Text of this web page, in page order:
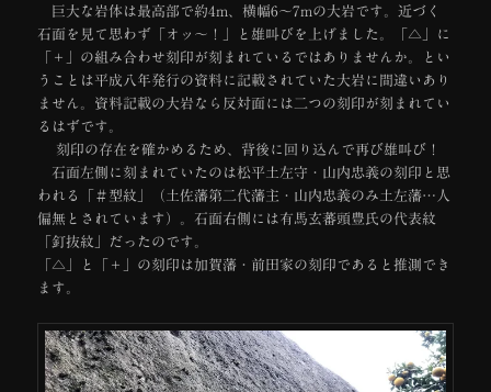
巨大な岩体は最高部で約4m、横幅6～7mの大岩です。近づく
石面を見て思わず「オッ～！」と雄叫びを上げました。「△」に
「＋」の組み合わせ刻印が刻まれているではありませんか。とい
うことは平成八年発行の資料に記載されていた大岩に間違いあり
ません。資料記載の大岩なら反対面には二つの刻印が刻まれてい
るはずです。
刻印の存在を確かめるため、背後に回り込んで再び雄叫び！
石面左側に刻まれていたのは松平土左守・山内忠義の刻印と思
われる「＃型紋」（土佐藩第二代藩主・山内忠義のみ土左藩…人
偏無とされています）。石面右側には有馬玄蕃頭豊氏の代表紋
「釘抜紋」だったのです。
「△」と「＋」の刻印は加賀藩・前田家の刻印であると推測でき
ます。